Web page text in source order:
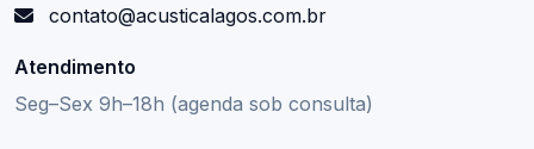
contato@acusticalagos.com.br
Atendimento
Seg–Sex 9h–18h (agenda sob consulta)